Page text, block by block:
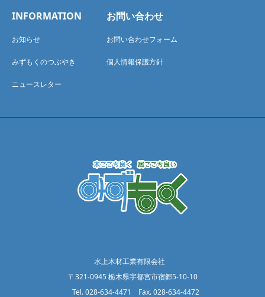
INFORMATION
お知らせ
みずもくのつぶやき
ニュースレター
お問い合わせ
お問い合わせフォーム
個人情報保護方針
水上木材工業有限会社
〒321-0945 栃木県宇都宮市宿郷5-10-10
Tel. 028-634-4471 Fax. 028-634-4472